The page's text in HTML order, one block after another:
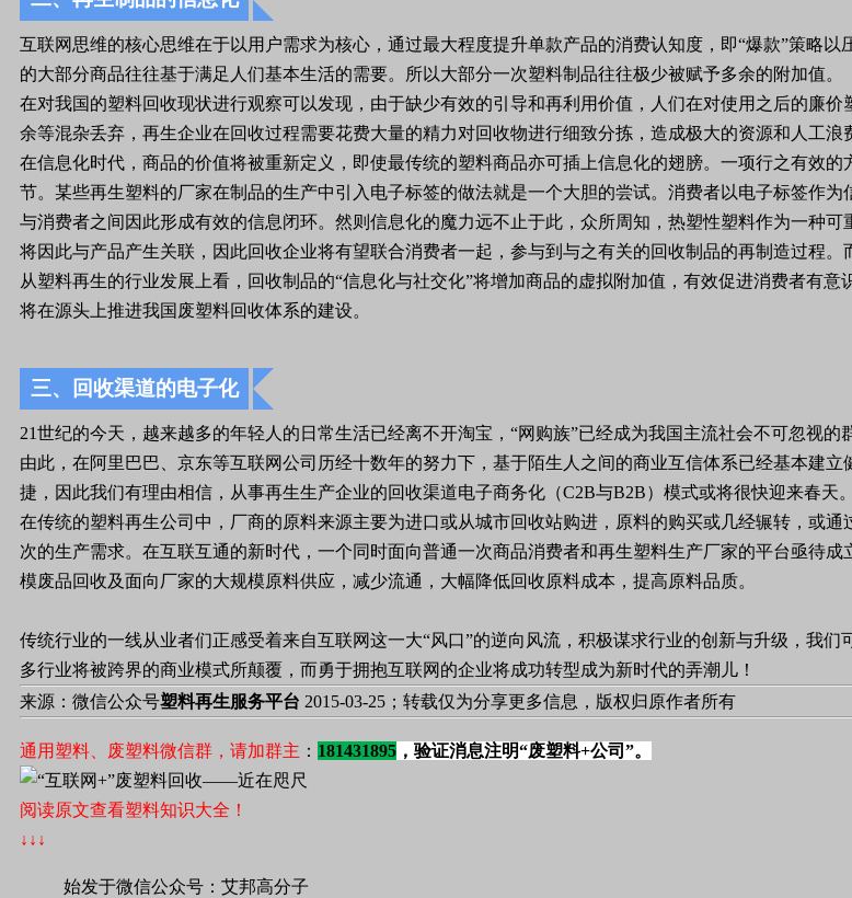
互联网思维的核心思维在于以用户需求为核心，通过最大程度提升单款产品的消费认知度，即“爆款”策略
的大部分商品往往基于满足人们基本生活的需要。所以大部分一次塑料制品往往极少被赋予多余的附加值。
在对我国的塑料回收现状进行观察可以发现，由于缺少有效的引导和再利用价值，人们在对使用之后的廉
余等混杂丢弃，再生企业在回收过程需要花费大量的精力对回收物进行细致分拣，造成极大的资源和人工浪
在信息化时代，商品的价值将被重新定义，即使最传统的塑料商品亦可插上信息化的翅膀。一项行之有效
节。某些再生塑料的厂家在制品的生产中引入电子标签的做法就是一个大胆的尝试。消费者以电子标签作
与消费者之间因此形成有效的信息闭环。然则信息化的魔力远不止于此，众所周知，热塑性塑料作为一种
将因此与产品产生关联，因此回收企业将有望联合消费者一起，参与到与之有关的回收制品的再制造过程
从塑料再生的行业发展上看，回收制品的“信息化与社交化”将增加商品的虚拟附加值，有效促进消费者有
将在源头上推进我国废塑料回收体系的建设。
三、回收渠道的电子化
21世纪的今天，越来越多的年轻人的日常生活已经离不开淘宝，“网购族”已经成为我国主流社会不可忽视
由此，在阿里巴巴、京东等互联网公司历经十数年的努力下，基于陌生人之间的商业互信体系已经基本建
捷，因此我们有理由相信，从事再生生产企业的回收渠道电子商务化（C2B与B2B）模式或将很快迎来春天。
在传统的塑料再生公司中，厂商的原料来源主要为进口或从城市回收站购进，原料的购买或几经辗转，或
次的生产需求。在互联互通的新时代，一个同时面向普通一次商品消费者和再生塑料生产厂家的平台亟待
模废品回收及面向厂家的大规模原料供应，减少流通，大幅降低回收原料成本，提高原料品质。
传统行业的一线从业者们正感受着来自互联网这一大“风口”的逆向风流，积极谋求行业的创新与升级，我
多行业将被跨界的商业模式所颠覆，而勇于拥抱互联网的企业将成功转型成为新时代的弄潮儿！
来源：微信公众号塑料再生服务平台 2015-03-25；转载仅为分享更多信息，版权归原作者所有
通用塑料、废塑料微信群，请加群主 ： 181431895 ，验证消息注明“废塑料+公司”。
阅读原文查看塑料知识大全！
↓↓↓
始发于微信公众号：艾邦高分子